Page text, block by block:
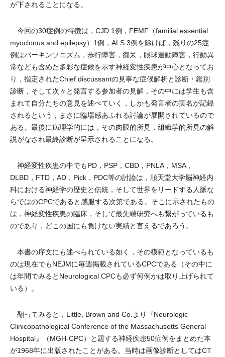
が下されることになる。
今回の30症例の特徴は，CJD 1例，FEMF（familial essential
myoclonus and epilepsy）1例，ALS 3例を除けば，残りの25症
例はパーキンソニズム，歩行障害，痴呆，眼球運動障害，行動異
常なども含めた多彩な症候を示す神経変性疾患が中心となってお
り，指定されたChief discussantの見事な症候解析と診断・鑑別
診断，そして次々と発言する参加者の見解，その中には学生も含
まれて自分たちの意見を述べていく，しかも発言者の実名が記録
されるという，まさに臨場感あふれる討論が展開されているので
ある。最後に病理学的には，その肉眼的所見，組織学的所見の解
説がなされ最終診断が呈示されることになる。
神経変性疾患の中でもPD，PSP，CBD，PNLA，MSA，
DLBD，FTD，AD，Pick，PDC等の討論は，順天堂大学脳神経内
科における神経学の歴史と伝統，そして世界をリードする人脈な
らではのCPCであると感服する次第である。そこに示されたもの
は，神経変性疾患の臨床，そして最先端研究へも繋がっているも
のであり，どこの国にも負けない実績と言えるであろう。
本書の序文にも述べられている如く，その模範となっているも
のは現在でもNEJMに毎週掲載されているCPCである（その中に
は年間でみるとNeurological CPCも必ず何例かは取り上げられて
いる）。
翻ってみると，Little, Brown and Co.より『Neurologic
Clinicopathological Conference of the Massachusetts General
Hospital』（MGH-CPC）と題する神経疾患50症例をまとめた本
が1968年に出版されたことがある。当時は画像診断としてはCT